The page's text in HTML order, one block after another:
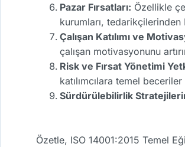
Pazar Fırsatları: Özellikle
kurumları, tedarikçilerinden
Çalışan Katılımı ve
çalışan motivasyonunu
Risk ve Fırsat Yönetimi
katılımcılara temel beceriler
Sürdürülebilirlik
Özetle, ISO 14001:2015 Temel